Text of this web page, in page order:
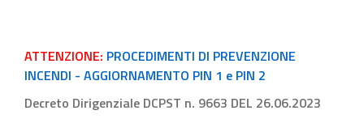
ATTENZIONE: PROCEDIMENTI DI PREVENZIONE
INCENDI - AGGIORNAMENTO PIN 1 e PIN 2
Decreto Dirigenziale DCPST n. 9663 DEL 26.06.2023